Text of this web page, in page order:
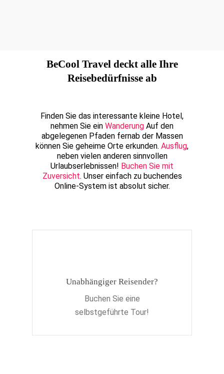
BeCool Travel deckt alle Ihre
Reisebedürfnisse ab
Finden Sie das interessante kleine Hotel,
nehmen Sie ein Wanderung Auf den
abgelegenen Pfaden fernab der Massen
können Sie geheime Orte erkunden. Ausflug,
neben vielen anderen sinnvollen
Urlaubserlebnissen! Buchen Sie mit
Zuversicht. Unser einfach zu buchendes
Online-System ist absolut sicher.
Unabhängiger Reisender?
Buchen Sie eine
selbstgeführte Tour!